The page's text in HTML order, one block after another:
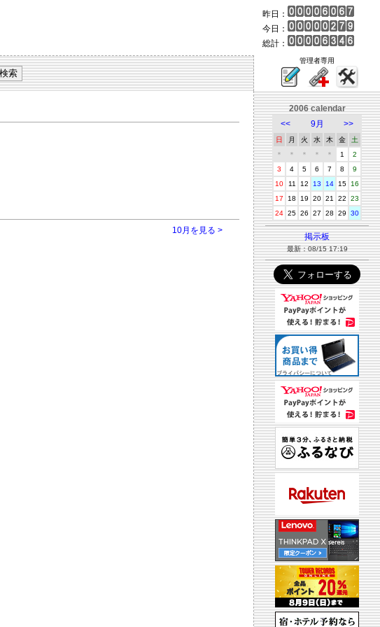
昨日：
今日：
総計：
管理者専用
10月を見る >
2006 calendar
<<
9月 >>
日 月 火 水 木 金
土
＊
＊ ＊ ＊ ＊ 1
2
3
4 5 6 7 8
9
10
11 12 13 14 15
16
17
18 19 20 21 22
23
24 25 26 27 28 29 30
掲示板
最新：08/15 17:19